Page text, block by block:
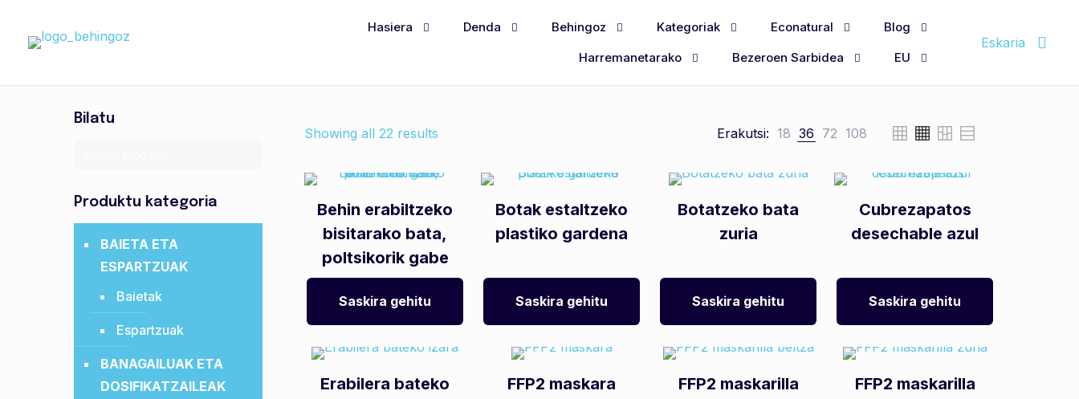
Hasiera Denda Behingoz Kategoriak Econatural
Blog
Harremanetarako
Bezeroen Sarbidea EU
Eskaria
Showing all 22 results Erakutsi: 18 36 72 108
Behin erabiltzeko
bisitarako bata,
poltsikorik gabe
Saskira gehitu
Botak estaltzeko
plastiko gardena
Saskira gehitu
Botatzeko bata
zuria
Saskira gehitu
Cubrezapatos
desechable azul
Saskira gehitu
Erabilera bateko
FFP2 maskara
FFP2 maskarilla
FFP2 maskarilla
Bilatu
Produktu kategoria
BAIETA ETA
ESPARTZUAK
Baietak
Espartzuak
BANAGAILUAK ETA
DOSIFIKATZAILEAK